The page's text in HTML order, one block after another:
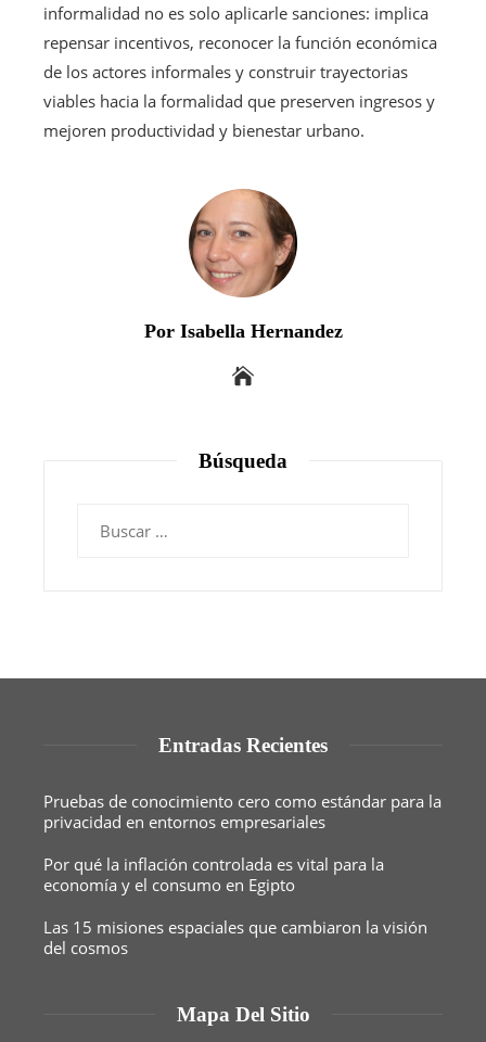
informalidad no es solo aplicarle sanciones: implica
repensar incentivos, reconocer la función económica
de los actores informales y construir trayectorias
viables hacia la formalidad que preserven ingresos y
mejoren productividad y bienestar urbano.
Por Isabella Hernandez
Búsqueda
Entradas Recientes
Pruebas de conocimiento cero como estándar para la
privacidad en entornos empresariales
Por qué la inflación controlada es vital para la
economía y el consumo en Egipto
Las 15 misiones espaciales que cambiaron la visión
del cosmos
Mapa Del Sitio